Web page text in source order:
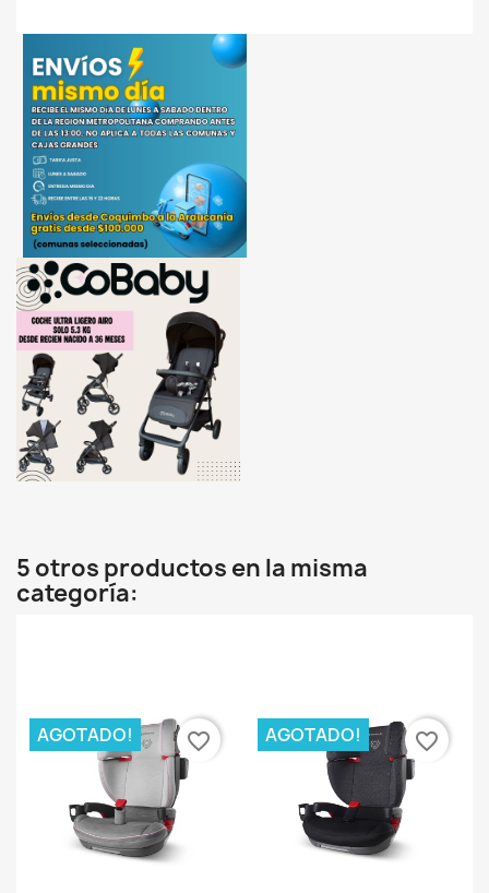
5 otros productos en la misma
categoría:
AGOTADO! favorite_border AGOTADO! favorite_border